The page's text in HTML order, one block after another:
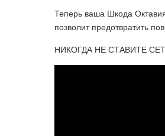
Теперь ваша Шкода
позволит предотвратить
НИКОГДА НЕ СТАВИТЕ